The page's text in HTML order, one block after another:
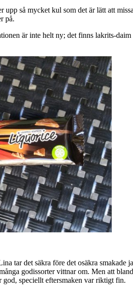
så mycket kul som det är lätt att
på.
är inte helt ny; det finns lakrits-daim
tar det säkra före det osäkra
godissorter vittnar om. Men att
god, speciellt eftersmaken var riktigt fin.